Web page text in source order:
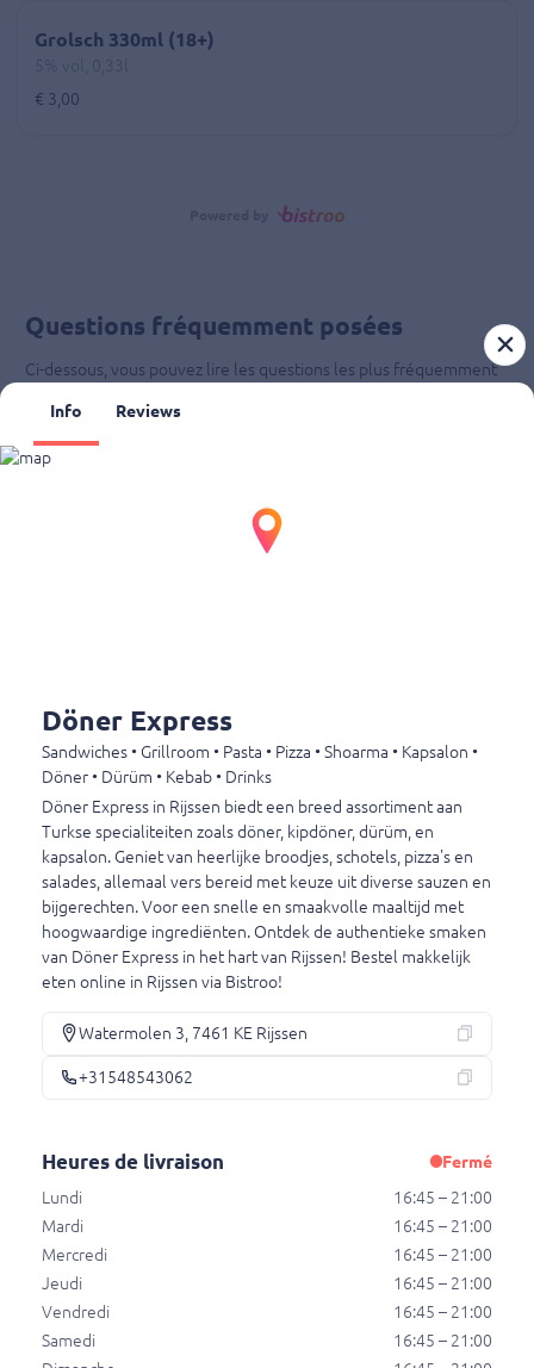
Grolsch 330ml (18+)
€ 3,00
Questions fréquemment posées
Ci-dessous, vous pouvez lire les questions les plus fréquemment
Puis-je encore modifier ma commande après avoir payé ?
Où puis-je poser des questions sur ma commande ?
Watermolen 3
7461 KE Rijssen
+31548543062
Heures de livraison
Lundi
16:45 – 21:00
Mardi
16:45 – 21:00
16:45 – 21:00
Vendredi
16:45 – 21:00
Dimanche
16:45 – 21:00
Conditions générales Déclaration de confidentialité
Info Reviews
Döner Express
Sandwiches • Grillroom • Pasta • Pizza • Shoarma • Kapsalon •
Döner • Dürüm • Kebab • Drinks
Döner Express in Rijssen biedt een breed assortiment aan
Turkse specialiteiten zoals döner, kipdöner, dürüm, en
kapsalon. Geniet van heerlijke broodjes, schotels, pizza's en
salades, allemaal vers bereid met keuze uit diverse sauzen en
bijgerechten. Voor een snelle en smaakvolle maaltijd met
hoogwaardige ingrediënten. Ontdek de authentieke smaken
van Döner Express in het hart van Rijssen! Bestel makkelijk
eten online in Rijssen via Bistroo!
Watermolen 3, 7461 KE Rijssen
+31548543062
Heures de livraison
Fermé
Lundi
16:45 – 21:00
Mardi
16:45 – 21:00
Mercredi
16:45 – 21:00
Jeudi
16:45 – 21:00
Vendredi
16:45 – 21:00
Samedi
16:45 – 21:00